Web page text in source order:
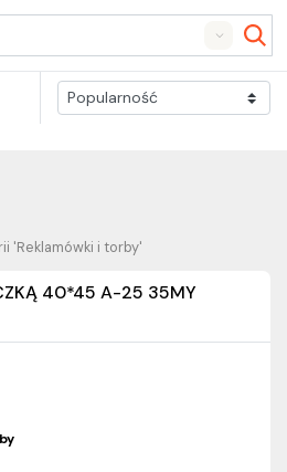
Search
'Reklamówki i torby'
40*45 A-25 35MY